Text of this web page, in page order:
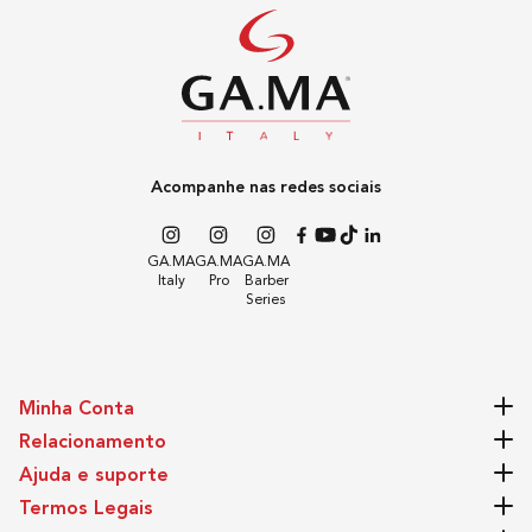
permaneça constante durante todo o pranchado,
recuperando instantaneamente o calor.
Indicador de Temperatura
Sim
Voltagem
Acompanhe nas redes sociais
GA.MA
Italy
GA.MA
Pro
GA.MA
Barber
Series
Minha Conta
Relacionamento
Ajuda e suporte
Termos Legais